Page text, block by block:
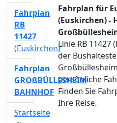
Fahrplan für
(Euskirchen) -
Linie RB 11427
der
persönliche
Finden Sie
Ihre Reise.
Fahrplan
RB
11427
(Euskirchen)
Fahrplan
GROßBÜLLESHEIM
BAHNHOF
Startseite